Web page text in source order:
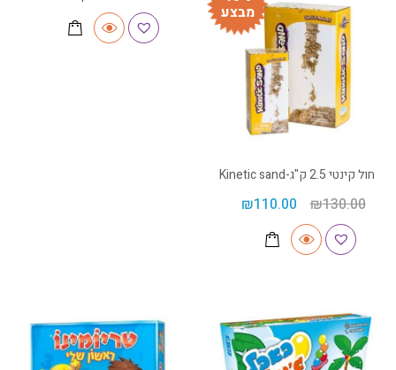
מבצע
חול קינטי 2.5 ק"ג-Kinetic sand
₪130.00
₪110.00